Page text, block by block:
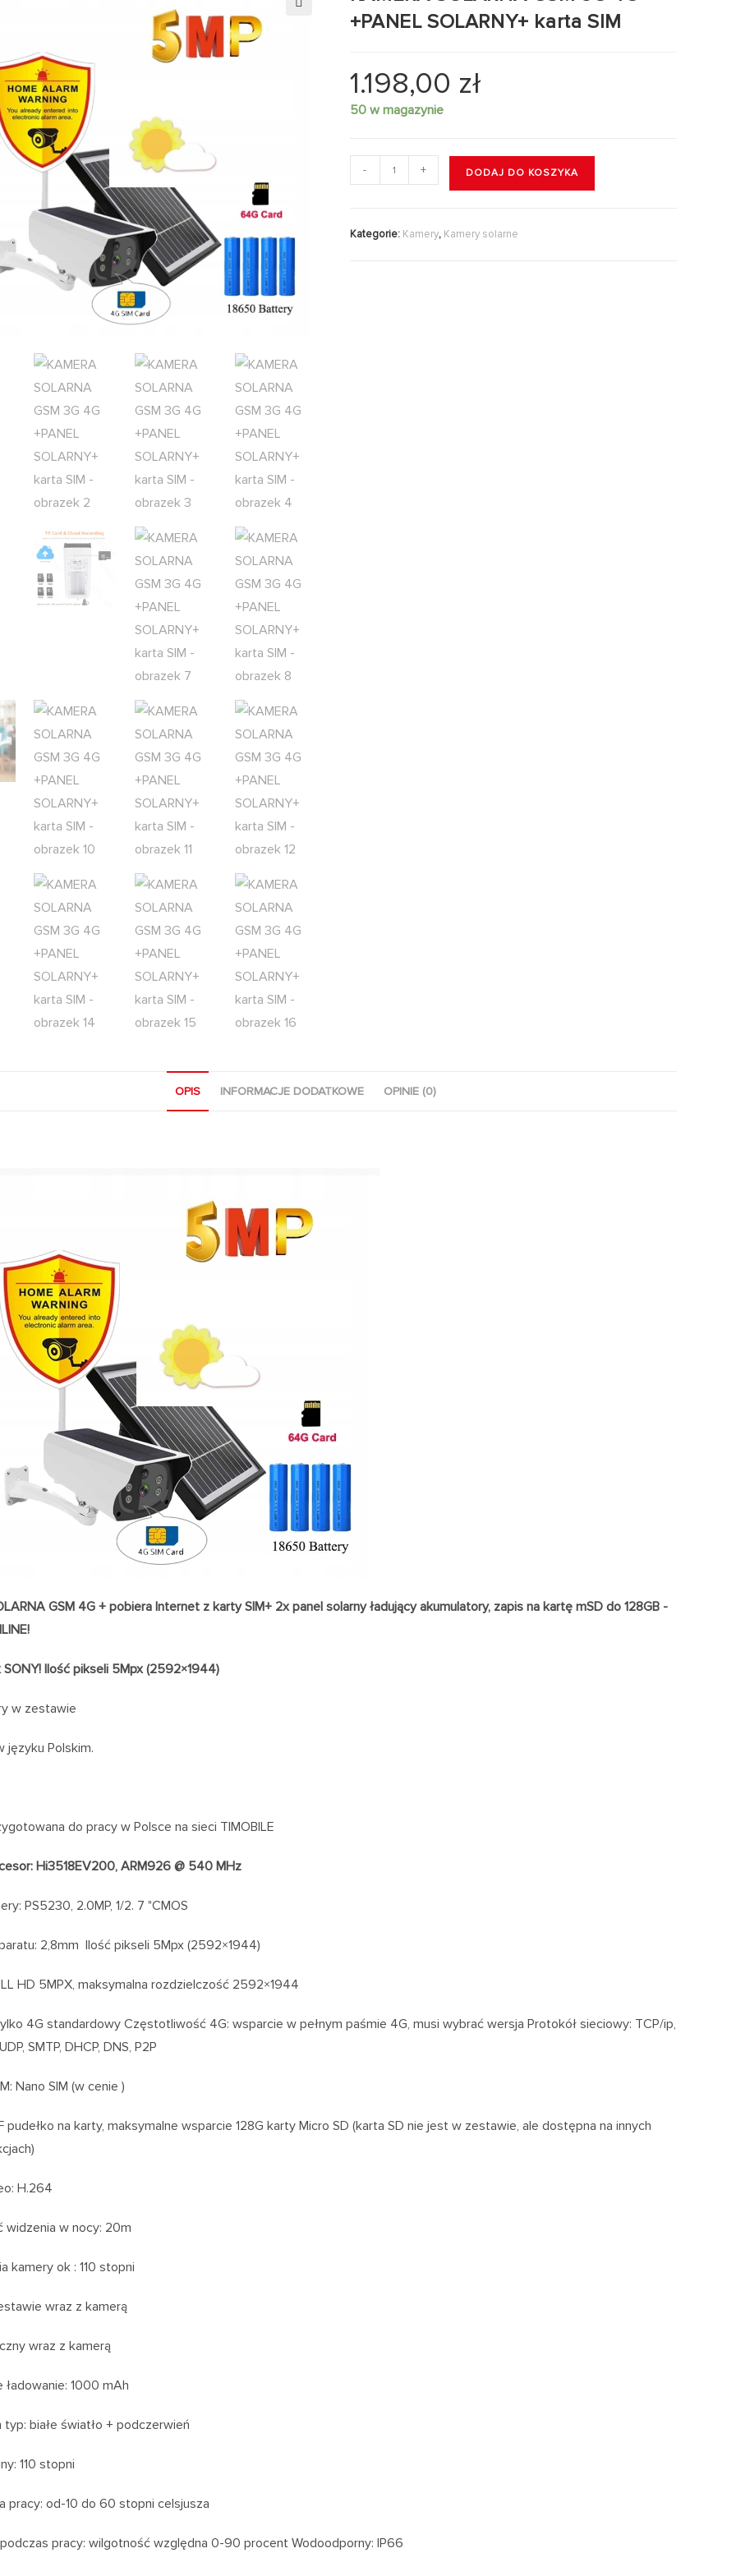
+PANEL SOLARNY+ karta SIM
1.198,00 zł
50 w magazynie
- + DODAJ DO KOSZYKA
Kategorie: Kamery, Kamery solarne
OPIS INFORMACJE DODATKOWE OPINIE (0)
GSM 4G + pobiera Internet z karty SIM+ 2x panel solarny ładujący akumulatory, zapis na kartę mSD do 128GB -
Ilość pikseli 5Mpx (2592×1944)
w zestawie
języku Polskim.
do pracy w Polsce na sieci TIMOBILE
Hi3518EV200, ARM926 @ 540 MHz
PS5230, 2.0MP, 1/2. 7 "CMOS
2,8mm Ilość pikseli 5Mpx (2592×1944)
HD 5MPX, maksymalna rozdzielczość 2592×1944
4G standardowy Częstotliwość 4G: wsparcie w pełnym paśmie 4G, musi wybrać wersja Protokół sieciowy: TCP/ip,
SMTP, DHCP, DNS, P2P
Nano SIM (w cenie )
pudełko na karty, maksymalne wsparcie 128G karty Micro SD (karta SD nie jest w zestawie, ale dostępna na innych
H.264
widzenia w nocy: 20m
kamery ok : 110 stopni
wraz z kamerą
wraz z kamerą
ładowanie: 1000 mAh
białe światło + podczerwień
110 stopni
pracy: od-10 do 60 stopni celsjusza
pracy: wilgotność względna 0-90 procent Wodoodporny: IP66